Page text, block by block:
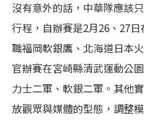
沒有意外的話，中華隊應該
行程，自辦賽是2月26、27
職福岡軟銀鷹、北海道日本
官辦賽在宮崎縣清武運動公
力士二軍、軟銀二軍。其他
放觀眾與媒體的型態，調整